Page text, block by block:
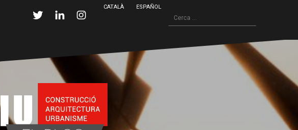
CATALÀ ESPAÑOL
Cerca: